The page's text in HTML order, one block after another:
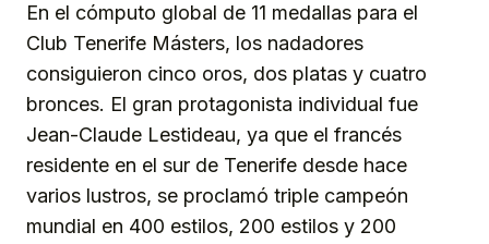
En el cómputo global de 11 medallas para el
Club Tenerife Másters, los nadadores
consiguieron cinco oros, dos platas y cuatro
bronces. El gran protagonista individual fue
Jean-Claude Lestideau, ya que el francés
residente en el sur de Tenerife desde hace
varios lustros, se proclamó triple campeón
mundial en 400 estilos, 200 estilos y 200